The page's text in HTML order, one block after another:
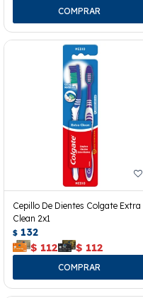
Cepillo De Dientes Colgate Extra
Clean 2x1
$ 132
$ 112 $ 112